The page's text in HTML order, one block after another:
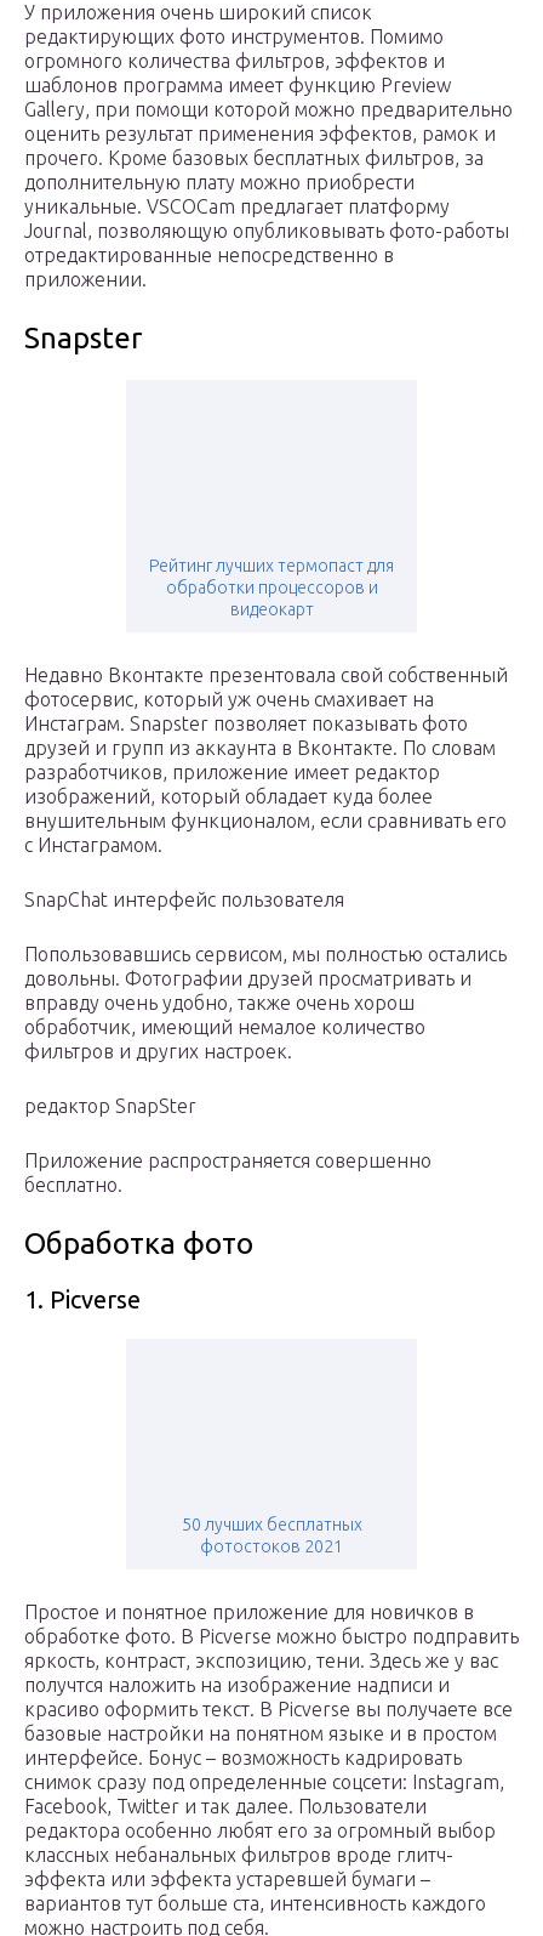
У приложения очень широкий список
редактирующих фото инструментов. Помимо
огромного количества фильтров, эффектов и
шаблонов программа имеет функцию Preview
Gallery, при помощи которой можно предварительно
оценить результат применения эффектов, рамок и
прочего. Кроме базовых бесплатных фильтров, за
дополнительную плату можно приобрести
уникальные. VSCOCam предлагает платформу
Journal, позволяющую опубликовывать фото-работы
отредактированные непосредственно в
приложении.
Snapster
Рейтинг лучших термопаст для
обработки процессоров и
видеокарт
Недавно Вконтакте презентовала свой собственный
фотосервис, который уж очень смахивает на
Инстаграм. Snapster позволяет показывать фото
друзей и групп из аккаунта в Вконтакте. По словам
разработчиков, приложение имеет редактор
изображений, который обладает куда более
внушительным функционалом, если сравнивать его
с Инстаграмом.
SnapChat интерфейс пользователя
Попользовавшись сервисом, мы полностью остались
довольны. Фотографии друзей просматривать и
вправду очень удобно, также очень хорош
обработчик, имеющий немалое количество
фильтров и других настроек.
редактор SnapSter
Приложение распространяется совершенно
бесплатно.
Обработка фото
1. Picverse
50 лучших бесплатных
фотостоков 2021
Простое и понятное приложение для новичков в
обработке фото. В Picverse можно быстро подправить
яркость, контраст, экспозицию, тени. Здесь же у вас
получтся наложить на изображение надписи и
красиво оформить текст. В Picverse вы получаете все
базовые настройки на понятном языке и в простом
интерфейсе. Бонус – возможность кадрировать
снимок сразу под определенные соцсети: Instagram,
Facebook, Twitter и так далее. Пользователи
редактора особенно любят его за огромный выбор
классных небанальных фильтров вроде глитч-
эффекта или эффекта устаревшей бумаги –
вариантов тут больше ста, интенсивность каждого
можно настроить под себя.